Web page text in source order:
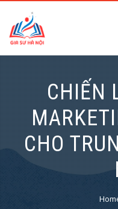
CHIẾN
CHO